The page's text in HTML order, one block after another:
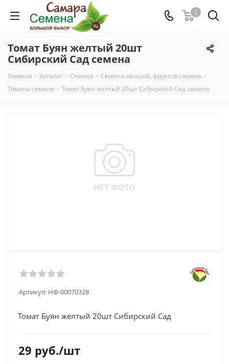
0
Томат Буян желтый 20шт
Сибирский Сад семена
Главная - Каталог - Семена - Семена овощей, фруктов семена -
Томаты семена - Томат Буян желтый 20шт Сибирский Сад семена
Артикул: НФ-00070328
Томат Буян желтый 20шт Сибирский Сад
29 руб./шт